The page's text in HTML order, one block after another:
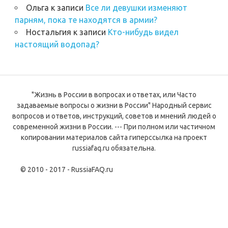
Ольга к записи Все ли девушки изменяют
парням, пока те находятся в армии?
Ностальгия к записи Кто-нибудь видел
настоящий водопад?
"Жизнь в России в вопросах и ответах, или Часто
задаваемые вопросы о жизни в России" Народный сервис
вопросов и ответов, инструкций, советов и мнений людей о
современной жизни в России. --- При полном или частичном
копировании материалов сайта гиперссылка на проект
russiafaq.ru обязательна.
© 2010 - 2017 - RussiaFAQ.ru